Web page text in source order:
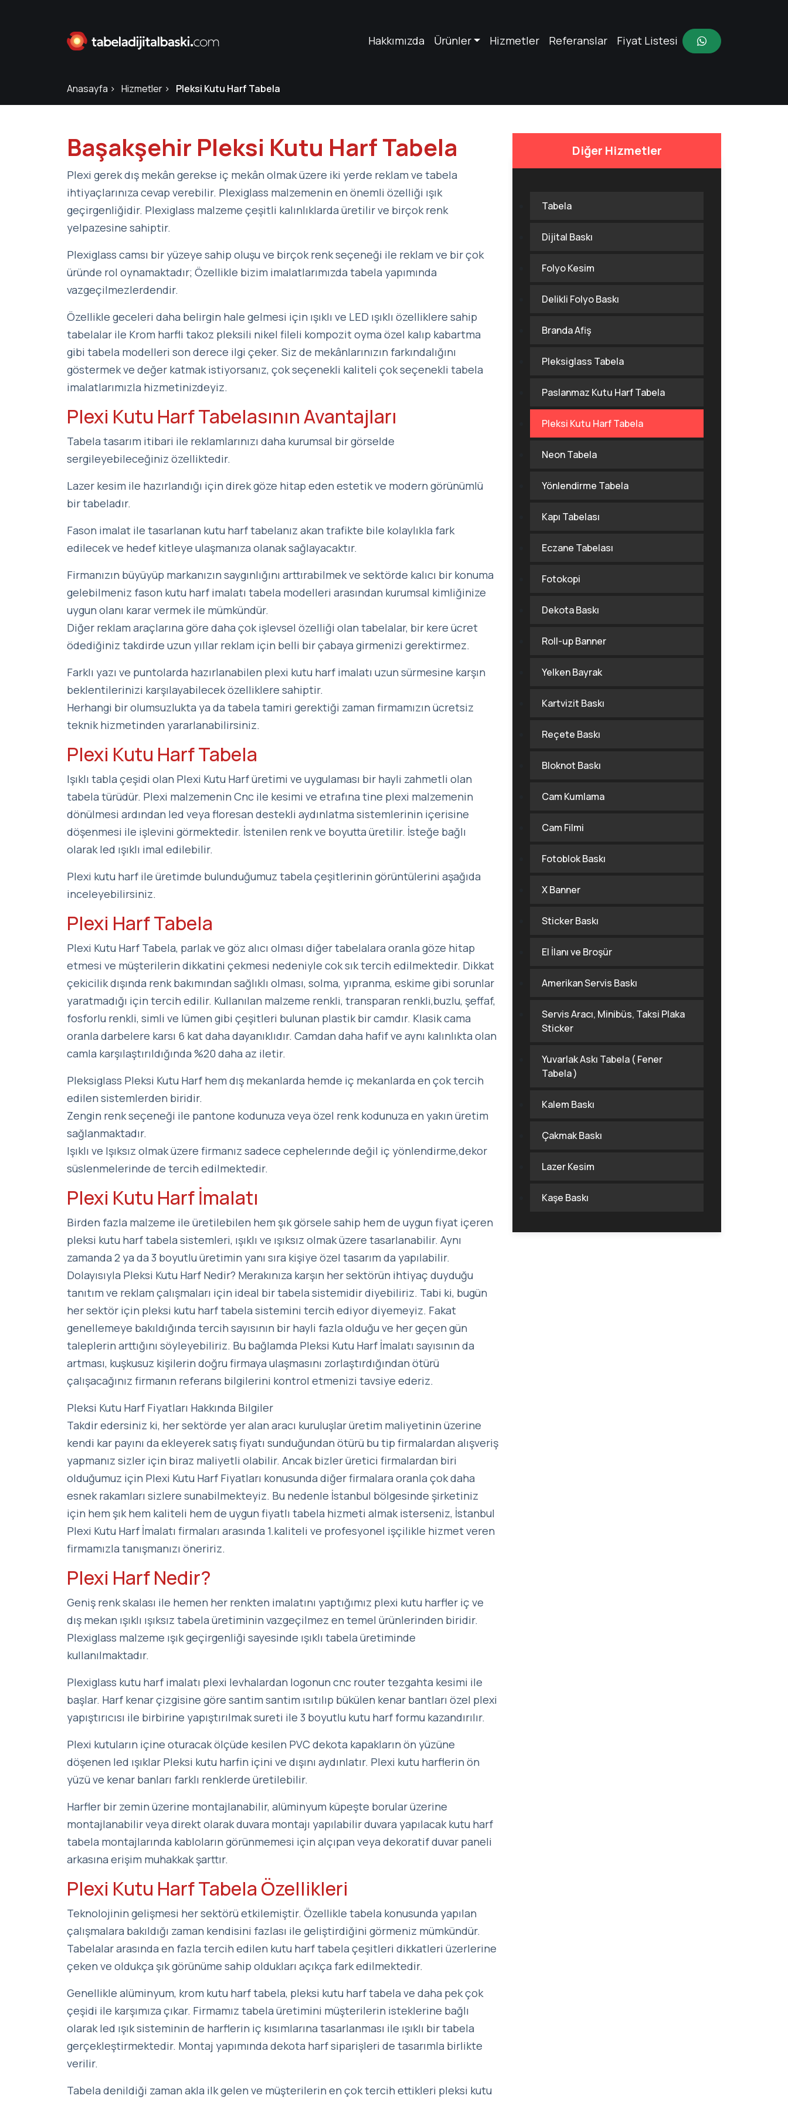
Hakkımızda Ürünler Hizmetler Referanslar Fiyat Listesi
Anasayfa Hizmetler Pleksi Kutu Harf Tabela
Başakşehir Pleksi Kutu Harf Tabela
Plexi gerek dış mekân gerekse iç mekân olmak üzere iki yerde reklam ve tabela
ihtiyaçlarınıza cevap verebilir. Plexiglass malzemenin en önemli özelliği ışık
geçirgenliğidir. Plexiglass malzeme çeşitli kalınlıklarda üretilir ve birçok renk
yelpazesine sahiptir.
Plexiglass camsı bir yüzeye sahip oluşu ve birçok renk seçeneği ile reklam ve bir çok
üründe rol oynamaktadır; Özellikle bizim imalatlarımızda tabela yapımında
vazgeçilmezlerdendir.
Özellikle geceleri daha belirgin hale gelmesi için ışıklı ve LED ışıklı özelliklere sahip
tabelalar ile Krom harfli takoz pleksili nikel fileli kompozit oyma özel kalıp kabartma
gibi tabela modelleri son derece ilgi çeker. Siz de mekânlarınızın farkındalığını
göstermek ve değer katmak istiyorsanız, çok seçenekli kaliteli çok seçenekli tabela
imalatlarımızla hizmetinizdeyiz.
Plexi Kutu Harf Tabelasının Avantajları
Tabela tasarım itibari ile reklamlarınızı daha kurumsal bir görselde
sergileyebileceğiniz özelliktedir.
Lazer kesim ile hazırlandığı için direk göze hitap eden estetik ve modern görünümlü
bir tabeladır.
Fason imalat ile tasarlanan kutu harf tabelanız akan trafikte bile kolaylıkla fark
edilecek ve hedef kitleye ulaşmanıza olanak sağlayacaktır.
Firmanızın büyüyüp markanızın saygınlığını arttırabilmek ve sektörde kalıcı bir konuma
gelebilmeniz fason kutu harf imalatı tabela modelleri arasından kurumsal kimliğinize
uygun olanı karar vermek ile mümkündür.
Diğer reklam araçlarına göre daha çok işlevsel özelliği olan tabelalar, bir kere ücret
ödediğiniz takdirde uzun yıllar reklam için belli bir çabaya girmenizi gerektirmez.
Farklı yazı ve puntolarda hazırlanabilen plexi kutu harf imalatı uzun sürmesine karşın
beklentilerinizi karşılayabilecek özelliklere sahiptir.
Herhangi bir olumsuzlukta ya da tabela tamiri gerektiği zaman firmamızın ücretsiz
teknik hizmetinden yararlanabilirsiniz.
Plexi Kutu Harf Tabela
Işıklı tabla çeşidi olan Plexi Kutu Harf üretimi ve uygulaması bir hayli zahmetli olan
tabela türüdür. Plexi malzemenin Cnc ile kesimi ve etrafına tine plexi malzemenin
dönülmesi ardından led veya floresan destekli aydınlatma sistemlerinin içerisine
döşenmesi ile işlevini görmektedir. İstenilen renk ve boyutta üretilir. İsteğe bağlı
olarak led ışıklı imal edilebilir.
Plexi kutu harf ile üretimde bulunduğumuz tabela çeşitlerinin görüntülerini aşağıda
inceleyebilirsiniz.
Plexi Harf Tabela
Plexi Kutu Harf Tabela, parlak ve göz alıcı olması diğer tabelalara oranla göze hitap
etmesi ve müşterilerin dikkatini çekmesi nedeniyle cok sık tercih edilmektedir. Dikkat
çekicilik dışında renk bakımından sağlıklı olması, solma, yıpranma, eskime gibi sorunlar
yaratmadığı için tercih edilir. Kullanılan malzeme renkli, transparan renkli,buzlu, şeffaf,
fosforlu renkli, simli ve lümen gibi çeşitleri bulunan plastik bir camdır. Klasik cama
oranla darbelere karsı 6 kat daha dayanıklıdır. Camdan daha hafif ve aynı kalınlıkta olan
camla karşılaştırıldığında %20 daha az iletir.
Pleksiglass Pleksi Kutu Harf hem dış mekanlarda hemde iç mekanlarda en çok tercih
edilen sistemlerden biridir.
Zengin renk seçeneği ile pantone kodunuza veya özel renk kodunuza en yakın üretim
sağlanmaktadır.
Işıklı ve Işıksız olmak üzere firmanız sadece cephelerınde değil iç yönlendirme,dekor
süslenmelerinde de tercih edilmektedir.
Plexi Kutu Harf İmalatı
Birden fazla malzeme ile üretilebilen hem şık görsele sahip hem de uygun fiyat içeren
pleksi kutu harf tabela sistemleri, ışıklı ve ışıksız olmak üzere tasarlanabilir. Aynı
zamanda 2 ya da 3 boyutlu üretimin yanı sıra kişiye özel tasarım da yapılabilir.
Dolayısıyla Pleksi Kutu Harf Nedir? Merakınıza karşın her sektörün ihtiyaç duyduğu
tanıtım ve reklam çalışmaları için ideal bir tabela sistemidir diyebiliriz. Tabi ki, bugün
her sektör için pleksi kutu harf tabela sistemini tercih ediyor diyemeyiz. Fakat
genellemeye bakıldığında tercih sayısının bir hayli fazla olduğu ve her geçen gün
taleplerin arttığını söyleyebiliriz. Bu bağlamda Pleksi Kutu Harf İmalatı sayısının da
artması, kuşkusuz kişilerin doğru firmaya ulaşmasını zorlaştırdığından ötürü
çalışacağınız firmanın referans bilgilerini kontrol etmenizi tavsiye ederiz.
Pleksi Kutu Harf Fiyatları Hakkında Bilgiler
Takdir edersiniz ki, her sektörde yer alan aracı kuruluşlar üretim maliyetinin üzerine
kendi kar payını da ekleyerek satış fiyatı sunduğundan ötürü bu tip firmalardan alışveriş
yapmanız sizler için biraz maliyetli olabilir. Ancak bizler üretici firmalardan biri
olduğumuz için Plexi Kutu Harf Fiyatları konusunda diğer firmalara oranla çok daha
esnek rakamları sizlere sunabilmekteyiz. Bu nedenle İstanbul bölgesinde şirketiniz
için hem şık hem kaliteli hem de uygun fiyatlı tabela hizmeti almak isterseniz, İstanbul
Plexi Kutu Harf İmalatı firmaları arasında 1.kaliteli ve profesyonel işçilikle hizmet veren
firmamızla tanışmanızı öneririz.
Plexi Harf Nedir?
Geniş renk skalası ile hemen her renkten imalatını yaptığımız plexi kutu harfler iç ve
dış mekan ışıklı ışıksız tabela üretiminin vazgeçilmez en temel ürünlerinden biridir.
Plexiglass malzeme ışık geçirgenliği sayesinde ışıklı tabela üretiminde
kullanılmaktadır.
Plexiglass kutu harf imalatı plexi levhalardan logonun cnc router tezgahta kesimi ile
başlar. Harf kenar çizgisine göre santim santim ısıtılıp bükülen kenar bantları özel plexi
yapıştırıcısı ile birbirine yapıştırılmak sureti ile 3 boyutlu kutu harf formu kazandırılır.
Plexi kutuların içine oturacak ölçüde kesilen PVC dekota kapakların ön yüzüne
döşenen led ışıklar Pleksi kutu harfin içini ve dışını aydınlatır. Plexi kutu harflerin ön
yüzü ve kenar banları farklı renklerde üretilebilir.
Harfler bir zemin üzerine montajlanabilir, alüminyum küpeşte borular üzerine
montajlanabilir veya direkt olarak duvara montajı yapılabilir duvara yapılacak kutu harf
tabela montajlarında kabloların görünmemesi için alçıpan veya dekoratif duvar paneli
arkasına erişim muhakkak şarttır.
Plexi Kutu Harf Tabela Özellikleri
Teknolojinin gelişmesi her sektörü etkilemiştir. Özellikle tabela konusunda yapılan
çalışmalara bakıldığı zaman kendisini fazlası ile geliştirdiğini görmeniz mümkündür.
Tabelalar arasında en fazla tercih edilen kutu harf tabela çeşitleri dikkatleri üzerlerine
çeken ve oldukça şık görünüme sahip oldukları açıkça fark edilmektedir.
Genellikle alüminyum, krom kutu harf tabela, pleksi kutu harf tabela ve daha pek çok
çeşidi ile karşımıza çıkar. Firmamız tabela üretimini müşterilerin isteklerine bağlı
olarak led ışık sisteminin de harflerin iç kısımlarına tasarlanması ile ışıklı bir tabela
gerçekleştirmektedir. Montaj yapımında dekota harf siparişleri de tasarımla birlikte
verilir.
Tabela denildiği zaman akla ilk gelen ve müşterilerin en çok tercih ettikleri pleksi kutu
Diğer Hizmetler
Tabela
Dijital Baskı
Folyo Kesim
Delikli Folyo Baskı
Branda Afiş
Pleksiglass Tabela
Paslanmaz Kutu Harf Tabela
Pleksi Kutu Harf Tabela
Neon Tabela
Yönlendirme Tabela
Kapı Tabelası
Eczane Tabelası
Fotokopi
Dekota Baskı
Roll-up Banner
Yelken Bayrak
Kartvizit Baskı
Reçete Baskı
Bloknot Baskı
Cam Kumlama
Cam Filmi
Fotoblok Baskı
X Banner
Sticker Baskı
El İlanı ve Broşür
Amerikan Servis Baskı
Servis Aracı, Minibüs, Taksi Plaka
Sticker
Yuvarlak Askı Tabela ( Fener
Tabela )
Kalem Baskı
Çakmak Baskı
Lazer Kesim
Kaşe Baskı